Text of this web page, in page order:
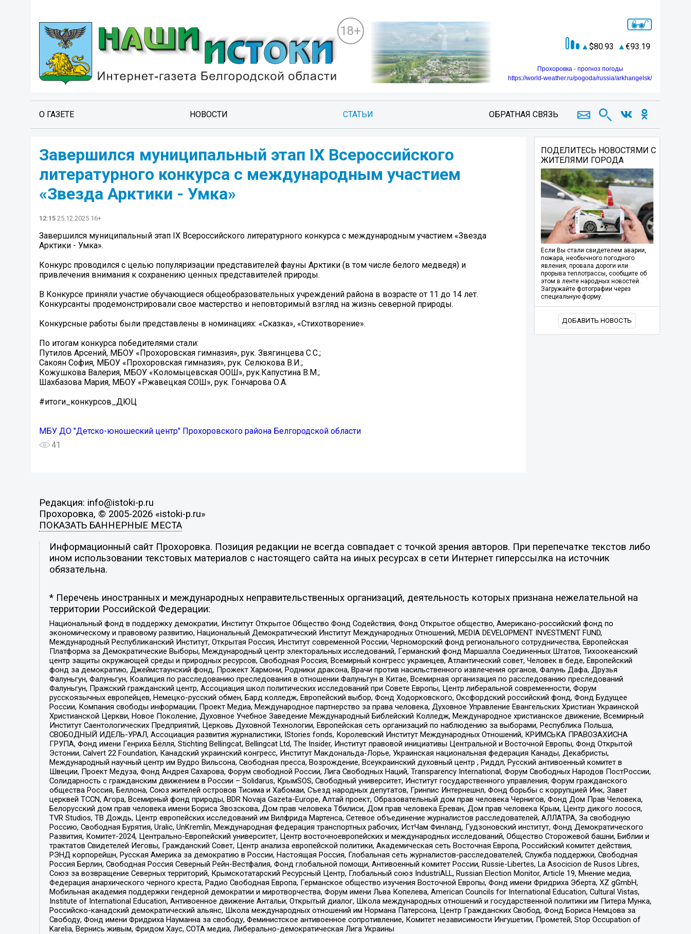
18+
80.93 93.19
Прохоровка - прогноз погоды
https://world-weather.ru/pogoda/russia/arkhangelsk/
О ГАЗЕТЕ НОВОСТИ СТАТЬИ ОБРАТНАЯ СВЯЗЬ
Завершился муниципальный этап IX Всероссийского
литературного конкурса с международным участием
«Звезда Арктики - Умка»
12:15 25.12.2025 16+
Завершился муниципальный этап IX Всероссийского литературного конкурса с международным участием «Звезда
Арктики - Умка».
Конкурс проводился с целью популяризации представителей фауны Арктики (в том числе белого медведя) и
привлечения внимания к сохранению ценных представителей природы.
В Конкурсе приняли участие обучающиеся общеобразовательных учреждений района в возрасте от 11 до 14 лет.
Конкурсанты продемонстрировали свое мастерство и неповторимый взгляд на жизнь северной природы.
Конкурсные работы были представлены в номинациях: «Сказка», «Стихотворение».
По итогам конкурса победителями стали:
Путилов Арсений, МБОУ «Прохоровская гимназия», рук. Звягинцева С.С.;
Сакоян София, МБОУ «Прохоровская гимназия», рук. Селюкова В.И.;
Кожушкова Валерия, МБОУ «Коломыцевская ООШ», рук.Капустина В.М.;
Шахбазова Мария, МБОУ «Ржавецкая СОШ», рук. Гончарова О.А.
#итоги_конкурсов_ДЮЦ
МБУ ДО "Детско-юношеский центр" Прохоровского района Белгородской области
41
ПОДЕЛИТЕСЬ НОВОСТЯМИ С
ЖИТЕЛЯМИ ГОРОДА
Если Вы стали свидетелем аварии,
пожара, необычного погодного
явления, провала дороги или
прорыва теплотрассы, сообщите об
этом в ленте народных новостей.
Загружайте фотографии через
специальную форму.
ДОБАВИТЬ НОВОСТЬ
Редакция: info@istoki-p.ru
Прохоровка, © 2005-2026 «istoki-p.ru»
ПОКАЗАТЬ БАННЕРНЫЕ МЕСТА
Информационный сайт Прохоровка. Позиция редакции не всегда совпадает с точкой зрения авторов. При перепечатке текстов либо
ином использовании текстовых материалов с настоящего сайта на иных ресурсах в сети Интернет гиперссылка на источник
обязательна.
* Перечень иностранных и международных неправительственных организаций, деятельность которых признана нежелательной на
территории Российской Федерации:
Национальный фонд в поддержку демократии, Институт Открытое Общество Фонд Содействия, Фонд Открытое общество, Американо-российский фонд по
экономическому и правовому развитию, Национальный Демократический Институт Международных Отношений, MEDIA DEVELOPMENT INVESTMENT FUND,
Международный Республиканский Институт, Открытая Россия, Институт современной России, Черноморский фонд регионального сотрудничества, Европейская
Платформа за Демократические Выборы, Международный центр электоральных исследований, Германский фонд Маршалла Соединенных Штатов, Тихоокеанский
центр защиты окружающей среды и природных ресурсов, Свободная Россия, Всемирный конгресс украинцев, Атлантический совет, Человек в беде, Европейский
фонд за демократию, Джеймстаунский фонд, Прожект Хармони, Родники дракона, Врачи против насильственного извлечения органов, Фалунь Дафа, Друзья
Фалуньгун, Фалуньгун, Коалиция по расследованию преследования в отношении Фалуньгун в Китае, Всемирная организация по расследованию преследований
Фалуньгун, Пражский гражданский центр, Ассоциация школ политических исследований при Совете Европы, Центр либеральной современности, Форум
русскоязычных европейцев, Немецко-русский обмен, Бард колледж, Европейский выбор, Фонд Ходорковского, Оксфордский российский фонд, Фонд Будущее
России, Компания свободы информации, Проект Медиа, Международное партнерство за права человека, Духовное Управление Евангельских Христиан Украинской
Христианской Церкви, Новое Поколение, Духовное Учебное Заведение Международный Библейский Колледж, Международное христианское движение, Всемирный
Институт Саентологических Предприятий, Церковь Духовной Технологии, Европейская сеть организаций по наблюдению за выборами, Республика Польша,
СВОБОДНЫЙ ИДЕЛЬ-УРАЛ, Ассоциация развития журналистики, IStories fonds, Королевский Институт Международных Отношений, КРИМСЬКА ПРАВОЗАХИСНА
ГРУПА, Фонд имени Генриха Бёлля, Stichting Bellingcat, Bellingcat Ltd, The Insider, Институт правовой инициативы Центральной и Восточной Европы, Фонд Открытой
Эстонии, Calvert 22 Foundation, Канадский украинский конгресс, Институт Макдональда-Лорье, Украинская национальная федерация Канады, Декабристы,
Международный научный центр им Вудро Вильсона, Свободная пресса, Возрождение, Всеукраинский духовный центр , Риддл, Русский антивоенный комитет в
Швеции, Проект Медуза, Фонд Андрея Сахарова, Форум свободной России, Лига Свободных Наций, Transparеncy International, Форум Свободных Народов ПостРоссии,
Солидарность с гражданским движением в России – Solidarus, КрымSOS, Свободный университет, Институт государственного управления, Форум гражданского
общества Россия, Беллона, Союз жителей островов Тисима и Хабомаи, Съезд народных депутатов, Гринпис Интернешнл, Фонд борьбы с коррупцией Инк, Завет
церквей TCCN, Агора, Всемирный фонд природы, BDR Novaja Gazeta-Europe, Алтай проект, Образовательный дом прав человека Чернигов, Фонд Дом Прав Человека,
Белорусский дом прав человека имени Бориса Звозскова, Дом прав человека Тбилиси, Дом прав человека Ереван, Дом прав человека Крым, Центр дикого лосося,
TVR Studios, ТВ Дождь, Центр европейских исследований им Вилфрида Мартенса, Сетевое объединение журналистов расследователей, АЛЛАТРА, За свободную
Россию, Свободная Бурятия, Uralic, UnKremlin, Международная федерация транспортных рабочих, ИстЧам Финланд, Гудзоновский институт, Фонд Демократического
Развития, Комитет-2024, Центрально-Европейский университет, Центр восточноевропейских и международных исследований, Общество Сторожевой башни, Библии и
трактатов Свидетелей Иеговы, Гражданский Совет, Центр анализа европейской политики, Академическая сеть Восточная Европа, Российский комитет действия,
РЭНД корпорейшн, Русская Америка за демократию в России, Настоящая Россия, Глобальная сеть журналистов-расследователей, Служба поддержки, Свободная
Россия Берлин, Свободная Россия Северный Рейн-Вестфалия, Фонд глобальной помощи, Антивоенный комитет России, Russie-Libertes, La Asocicion de Rusos Libres,
Союз за возвращение Северных территорий, Крымскотатарский Ресурсный Центр, Глобальный союз IndustriALL, Russian Election Monitor, Article 19, Мнение медиа,
Федерация анархического черного креста, Радио Свободная Европа, Германское общество изучения Восточной Европы, Фонд имени Фридриха Эберта, XZ gGmbH,
Мобильная академия поддержки гендерной демократии и миротворчества, Форум имени Льва Копелева, American Councils for International Education, Cultural Vistas,
Institute of International Education, Антивоенное движение Антальи, Открытый диалог, Школа международных отношений и государственной политики им Питера Мунка,
Российско-канадский демократический альянс, Школа международных отношений им Нормана Патерсона, Центр Гражданских Свобод, Фонд Бориса Немцова за
Свободу, Фонд имени Фридриха Науманна за свободу, Феминистское антивоенное сопротивление, Комитет независимости Ингушетии, Прометей, Stop Occupation of
Karelia, Вернись живым, Фридом Хаус, СОТА медиа, Либерально-демократическая Лига Украины